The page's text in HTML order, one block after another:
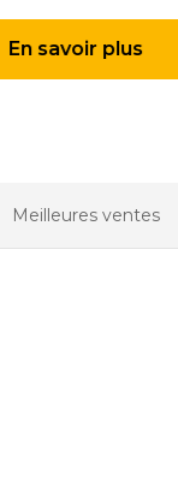
En savoir plus
Meilleures ventes